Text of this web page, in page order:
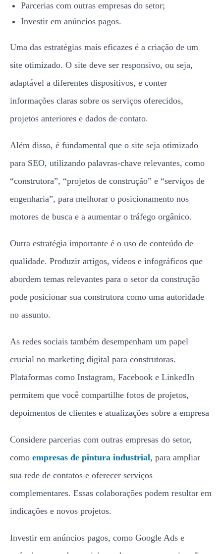
Parcerias com outras empresas do setor;
Investir em anúncios pagos.
Uma das estratégias mais eficazes é a criação de um
site otimizado. O site deve ser responsivo, ou seja,
adaptável a diferentes dispositivos, e conter
informações claras sobre os serviços oferecidos,
projetos anteriores e dados de contato.
Além disso, é fundamental que o site seja otimizado
para SEO, utilizando palavras-chave relevantes, como
“construtora”, “projetos de construção” e “serviços de
engenharia”, para melhorar o posicionamento nos
motores de busca e a aumentar o tráfego orgânico.
Outra estratégia importante é o uso de conteúdo de
qualidade. Produzir artigos, vídeos e infográficos que
abordem temas relevantes para o setor da construção
pode posicionar sua construtora como uma autoridade
no assunto.
As redes sociais também desempenham um papel
crucial no marketing digital para construtoras.
Plataformas como Instagram, Facebook e LinkedIn
permitem que você compartilhe fotos de projetos,
depoimentos de clientes e atualizações sobre a empresa
Considere parcerias com outras empresas do setor,
como empresas de pintura industrial, para ampliar
sua rede de contatos e oferecer serviços
complementares. Essas colaborações podem resultar em
indicações e novos projetos.
Investir em anúncios pagos, como Google Ads e